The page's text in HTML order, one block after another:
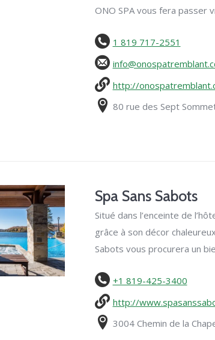
ONO SPA vous fera passer
1 819 717-2551
http://
80 rue des Sept
Spa Sans Sabots
Situé dans l’enceinte de
grâce à son décor
Sabots vous procurera un
+1 819-425-3400
http://
3004 Chemin de la